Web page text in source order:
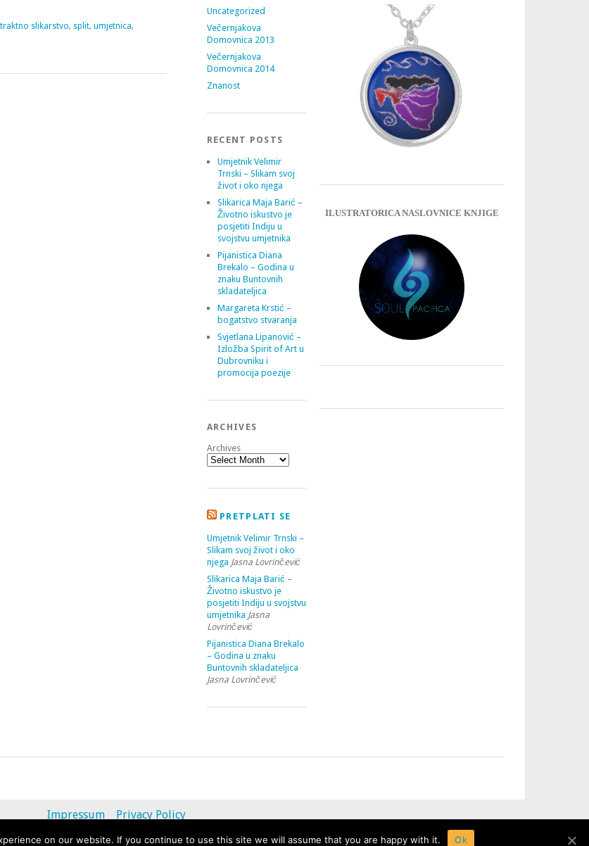
slikarstvo, split, umjetnica,
Uncategorized
Večernjakova
Domovnica 2013
Večernjakova
Domovnica 2014
Znanost
RECENT POSTS
Umjetnik Velimir
Trnski – Slikam svoj
život i oko njega
Slikarica Maja Barić –
Životno iskustvo je
posjetiti Indiju u
svojstvu umjetnika
Pijanistica Diana
Brekalo – Godina u
znaku Buntovnih
skladateljica
Margareta Krstić –
bogatstvo stvaranja
Svjetlana Lipanović –
Izložba Spirit of Art u
Dubrovniku i
promocija poezije
ARCHIVES
Archives
PRETPLATI SE
Umjetnik Velimir Trnski –
Slikam svoj život i oko
njega Jasna Lovrinčević
Slikarica Maja Barić –
Životno iskustvo je
posjetiti Indiju u svojstvu
umjetnika Jasna
Lovrinčević
Pijanistica Diana Brekalo
– Godina u znaku
Buntovnih skladateljica
Jasna Lovrinčević
ILUSTRATORICA NASLOVNICE KNJIGE
Impressum
Privacy Policy
2020 uvihoruvremena.com. Alle Rechte vorbehalten.
on our website. If you continue to use this site we will assume that you are happy with it. Ok